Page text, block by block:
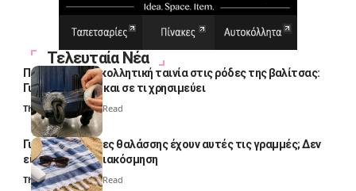
Τελευταία Νέα
Πολλοί βάζουν κολλητική ταινία στις ρόδες της βαλίτσας:
Γιατί το κάνουν και σε τι χρησιμεύει
Thali Ombre 4 Min Read
Γιατί οι πετσέτες θαλάσσης έχουν αυτές τις γραμμές; Δεν
είναι μόνο για διακόσμηση
Thali Ombre5 Min Read